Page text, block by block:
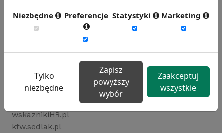
Rynekpracy.pl
wynagrodzenia.pl
raportyplacowe.pl
wskaznikiHR.pl
kfw.sedlak.pl
Niezbędne Preferencje Statystyki Marketing
Tylko
niezbędne
Zapisz
powyższy
wybór
Zaakceptuj
wszystkie